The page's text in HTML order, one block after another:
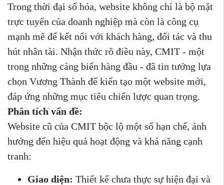
Trong thời đại số hóa, website không chỉ là bộ mặt
trực tuyến của doanh nghiệp mà còn là công cụ
mạnh mẽ để kết nối với khách hàng, đối tác và thu
hút nhân tài. Nhận thức rõ điều này, CMIT - một
trong những cảng biển hàng đầu - đã tin tưởng lựa
chọn Vương Thành để kiến tạo một website mới,
đáp ứng những mục tiêu chiến lược quan trọng.
Phân tích vấn đề:
Website cũ của CMIT bộc lộ một số hạn chế, ảnh
hưởng đến hiệu quả hoạt động và khả năng cạnh
tranh:
Giao diện: Thiết kế chưa thực sự hiện đại và